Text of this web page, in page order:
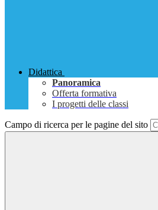
Didattica
Panoramica
Offerta formativa
I progetti delle classi
Campo di ricerca per le pagine del sito